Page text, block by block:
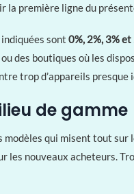
la première ligne du
sont 0%, 2%, 3% et
des boutiques où les
trop d’appareils presque
de gamme
qui misent tout sur
les nouveaux acheteurs.